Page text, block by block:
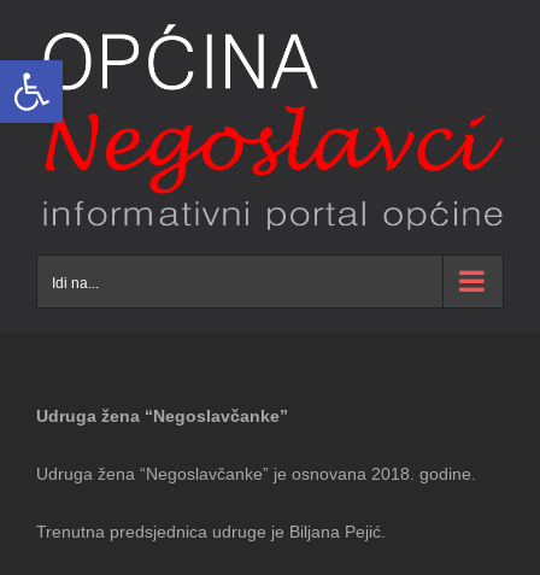
Open toolbar
content
Idi na...
Udruga žena “Negoslavčanke”
Udruga žena “Negoslavčanke” je osnovana 2018. godine.
Trenutna predsjednica udruge je Biljana Pejić.